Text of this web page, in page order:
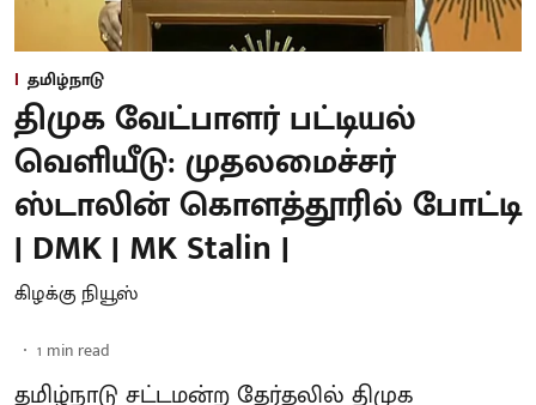
தமிழ்நாடு
திமுக வேட்பாளர் பட்டியல்
வெளியீடு: முதலமைச்சர்
ஸ்டாலின் கொளத்தூரில் போட்டி
| DMK | MK Stalin |
கிழக்கு நியூஸ்
1 min read
தமிழ்நாடு சட்டமன்ற தேர்தலில் திமுக